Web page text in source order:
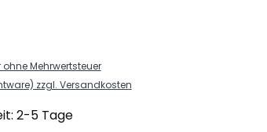
ohne Mehrwertsteuer
zzgl. Versandkosten
2-5 Tage